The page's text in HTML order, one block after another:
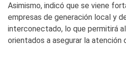
Asimismo, indicó que se viene
empresas de generación local y
interconectado, lo que permitirá
orientados a asegurar la atención